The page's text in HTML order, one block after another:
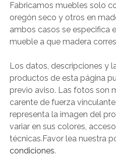
Fabricamos muebles solo
oregón seco y otros en
ambos casos se especifica
mueble a que madera
Los datos, descripciones y
productos de esta página
previo aviso. Las fotos son
carente de fuerza
representa la imagen del
variar en sus colores,
técnicas.Favor lea nuestra
condiciones.